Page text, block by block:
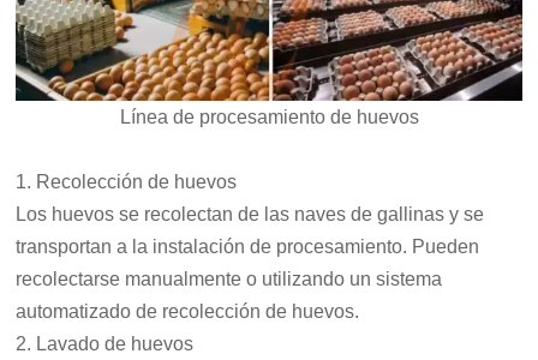
Línea de procesamiento de huevos
1. Recolección de huevos
Los huevos se recolectan de las naves de gallinas y se
transportan a la instalación de procesamiento. Pueden
recolectarse manualmente o utilizando un sistema
automatizado de recolección de huevos.
2. Lavado de huevos